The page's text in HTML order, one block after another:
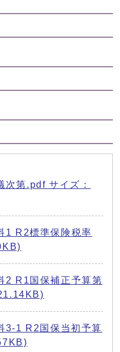
次第.pdf サイズ：
1 R2標準保険税率
2 R1国保補正予算第
3-1 R2国保当初予算